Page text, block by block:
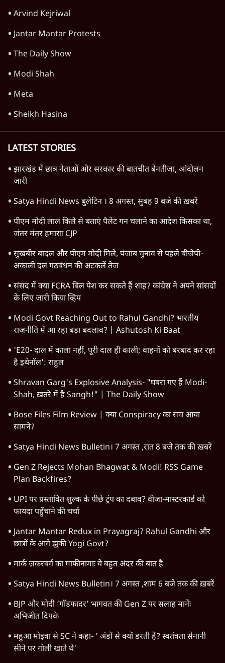
Arvind Kejriwal
Jantar Mantar Protests
The Daily Show
Modi Shah
Meta
Sheikh Hasina
LATEST STORIES
झारखंड में छात्र नेताओं और सरकार की बातचीत बेनतीजा, आंदोलन
जारी
Satya Hindi News बुलेटिन । 8 अगस्त, सुबह 9 बजे की ख़बरें
पीएम मोदी लाल किले से बताएं पैलेट गन चलाने का आदेश किसका था,
जंतर मंतर हमाराः CJP
सुखबीर बादल और पीएम मोदी मिले, पंजाब चुनाव से पहले बीजेपी-
अकाली दल गठबंधन की अटकलें तेज
संसद में क्या FCRA बिल पेश कर सकते हैं शाह? कांग्रेस ने अपने सांसदों
के लिए जारी किया व्हिप
Modi Govt Reaching Out to Rahul Gandhi? भारतीय
राजनीति में आ रहा बड़ा बदलाव? | Ashutosh Ki Baat
'E20- दाल में काला नहीं, पूरी दाल ही काली; वाहनों को बरबाद कर रहा
है इथेनॉल': राहुल
Shravan Garg's Explosive Analysis- "घबरा गए हैं Modi-
Shah, ख़तरे में है Sangh!" | The Daily Show
Bose Files Film Review | क्या Conspiracy का सच आया
सामने?
Satya Hindi News Bulletin। 7 अगस्त ,रात 8 बजे तक की ख़बरें
Gen Z Rejects Mohan Bhagwat & Modi! RSS Game
Plan Backfires?
UPI पर प्रस्तावित शुल्क के पीछे ट्रंप का दबाव? वीजा-मास्टरकार्ड को
फायदा पहुँचाने की चर्चा
Jantar Mantar Redux in Prayagraj? Rahul Gandhi और
छात्रों के आगे झुकी Yogi Govt?
मार्क ज़करबर्ग का माफीनामाः ये बहुत अंदर की बात है
Satya Hindi News Bulletin। 7 अगस्त ,शाम 6 बजे तक की ख़बरें
BJP और मोदी ‘गॉडफादर’ भागवत की Gen Z पर सलाह मानेंः
अभिजीत दिपके
महुआ मोइत्रा से SC ने कहा- ' अंडों से क्यों डरती हैं? स्वतंत्रता सेनानी
सीने पर गोली खाते थे'